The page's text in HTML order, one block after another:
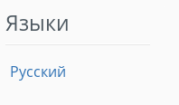
Языки
Русский